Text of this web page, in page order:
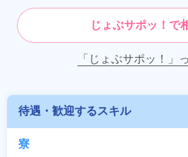
じょぶサポッ！で
「じょぶサポッ！」
待遇・歓迎するスキル
寮